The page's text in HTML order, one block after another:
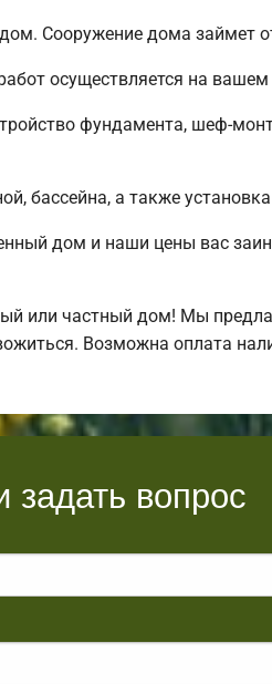
Сооружение дома займет
осуществляется на вашем
фундамента, шеф-
бассейна, а также
дом и наши цены вас
или частный дом! Мы
Возможна оплата
задать вопрос